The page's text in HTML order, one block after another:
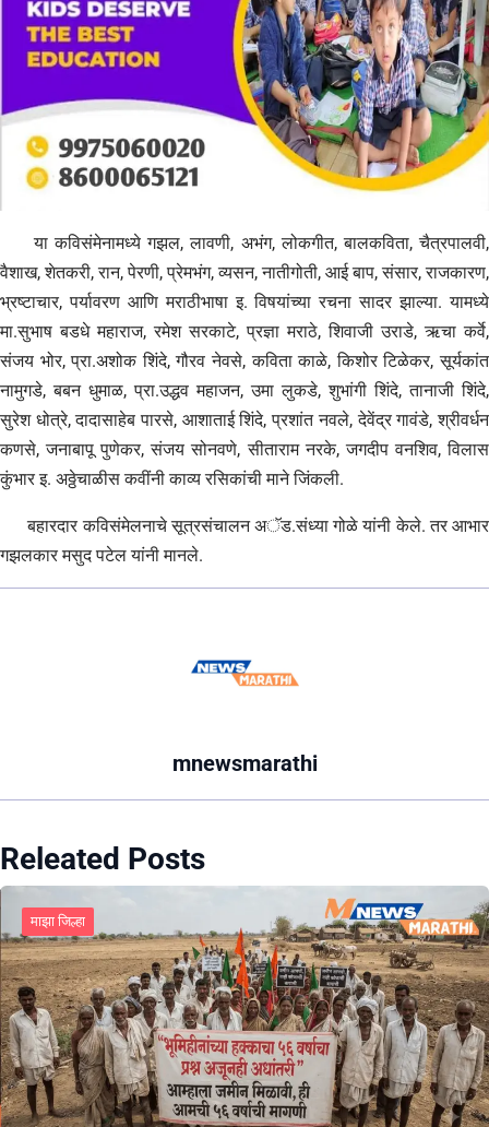
या कविसंमेनामध्ये गझल, लावणी, अभंग, लोकगीत, बालकविता, चैत्रपालवी,
वैशाख, शेतकरी, रान, पेरणी, प्रेमभंग, व्यसन, नातीगोती, आई बाप, संसार, राजकारण,
भ्रष्टाचार, पर्यावरण आणि मराठीभाषा इ. विषयांच्या रचना सादर झाल्या. यामध्ये
मा.सुभाष बडधे महाराज, रमेश सरकाटे, प्रज्ञा मराठे, शिवाजी उराडे, ऋचा कर्वे,
संजय भोर, प्रा.अशोक शिंदे, गौरव नेवसे, कविता काळे, किशोर टिळेकर, सूर्यकांत
नामुगडे, बबन धुमाळ, प्रा.उद्धव महाजन, उमा लुकडे, शुभांगी शिंदे, तानाजी शिंदे,
सुरेश धोत्रे, दादासाहेब पारसे, आशाताई शिंदे, प्रशांत नवले, देवेंद्र गावंडे, श्रीवर्धन
कणसे, जनाबापू पुणेकर, संजय सोनवणे, सीताराम नरके, जगदीप वनशिव, विलास
कुंभार इ. अठ्ठेचाळीस कवींनी काव्य रसिकांची माने जिंकली.
बहारदार कविसंमेलनाचे सूत्रसंचालन अॅड.संध्या गोळे यांनी केले. तर आभार
गझलकार मसुद पटेल यांनी मानले.
mnewsmarathi
Releated Posts
माझा जिल्हा